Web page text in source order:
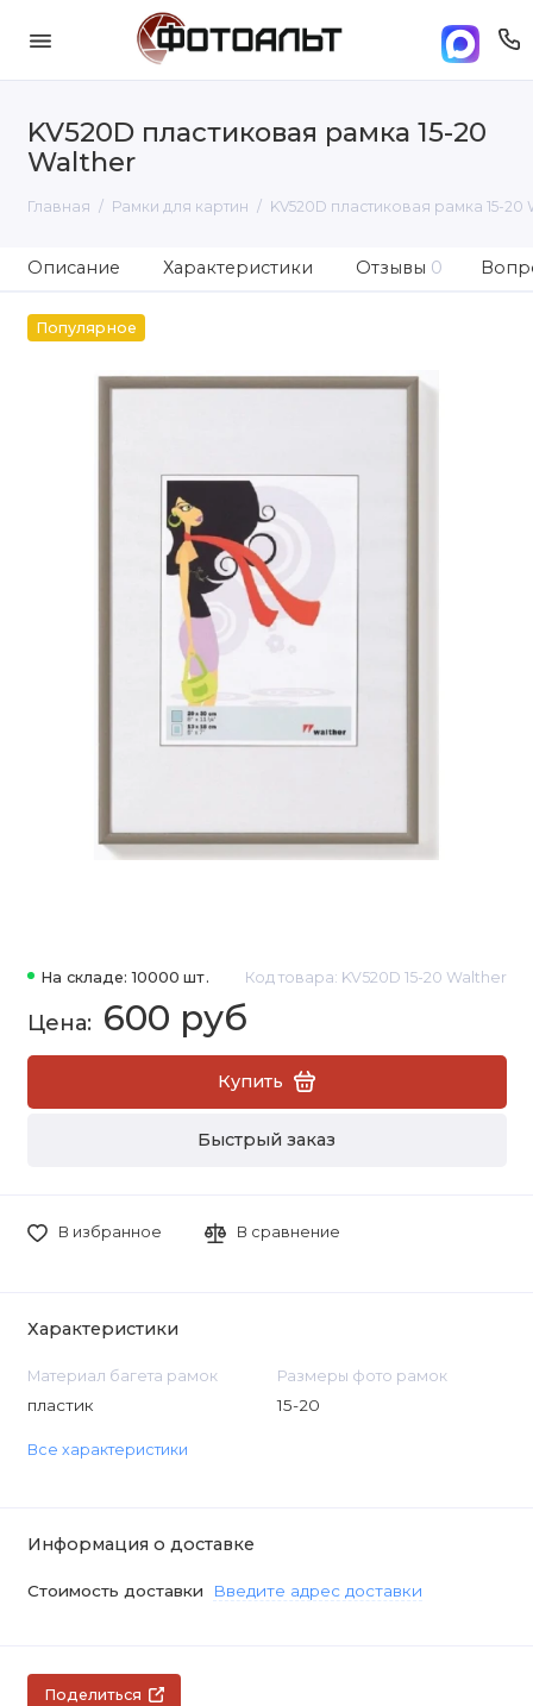
KV520D пластиковая рамка 15-20
Walther
Главная Рамки для картин KV520D пластиковая рамка 15-20
Описание Характеристики Отзывы 0
Популярное
На складе: 10000 шт. Код товара: KV520D 15-20 Walther
600 руб
Купить
Быстрый заказ
В избранное В сравнение
Характеристики
Материал багета рамок
пластик
Размеры фото рамок
15-20
Все характеристики
Информация о доставке
Стоимость доставки Введите адрес доставки
Поделиться